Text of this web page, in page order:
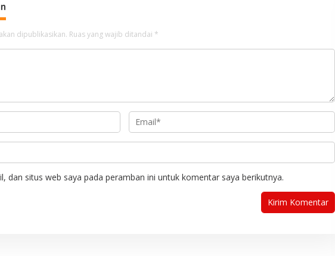
dipublikasikan. Ruas yang wajib ditandai *
dan situs web saya pada peramban ini untuk komentar saya berikutnya.